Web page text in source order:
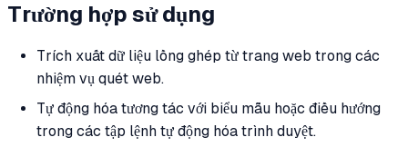
Trường hợp sử dụng
Trích xuất dữ liệu lồng ghép từ trang web trong các
nhiệm vụ quét web.
Tự động hóa tương tác với biểu mẫu hoặc điều hướng
trong các tập lệnh tự động hóa trình duyệt.